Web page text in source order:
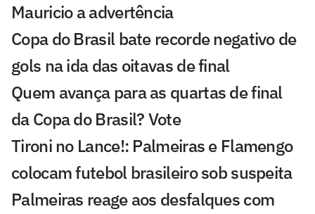
Mauricio a advertência
Copa do Brasil bate recorde negativo de
gols na ida das oitavas de final
Quem avança para as quartas de final
da Copa do Brasil? Vote
Tironi no Lance!: Palmeiras e Flamengo
colocam futebol brasileiro sob suspeita
Palmeiras reage aos desfalques com